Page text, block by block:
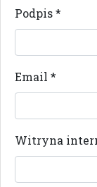
Podpis*
Email *
Witryna